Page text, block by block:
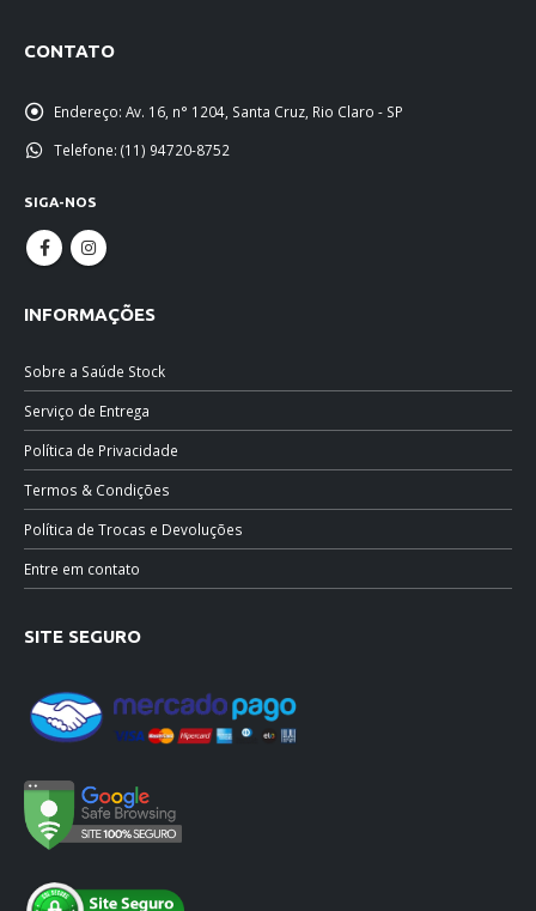
CONTATO
Endereço: Av. 16, n° 1204, Santa Cruz, Rio Claro - SP
Telefone: (11) 94720-8752
SIGA-NOS
INFORMAÇÕES
Sobre a Saúde Stock
Serviço de Entrega
Política de Privacidade
Termos & Condições
Política de Trocas e Devoluções
Entre em contato
SITE SEGURO